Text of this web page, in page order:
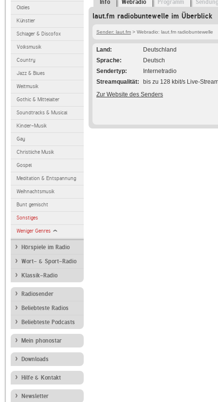
Oldies
Künstler
Schlager & Discofox
Volksmusik
Country
Jazz & Blues
Weltmusik
Gothic & Mittelalter
Soundtracks & Musical
Kinder-Musik
Gay
Christliche Musik
Gospel
Meditation & Entspannung
Weihnachtsmusik
Bunt gemischt
Sonstiges
Weniger Genres
Hörspiele im Radio
Wort- & Sport-Radio
Klassik-Radio
Radiosender
Beliebteste Radios
Beliebteste Podcasts
Mein phonostar
Downloads
Hilfe & Kontakt
Newsletter
Info Webradio Programm
laut.fm radiobuntewelle im Überblick
Sender: laut.fm > Webradio: laut.fm radiobuntewelle
Land
Deutschland
Sprache
Deutsch
Sendertyp
Internetradio
Streamqualität
bis zu 128 kbit/s Live-
Zur Website des Senders